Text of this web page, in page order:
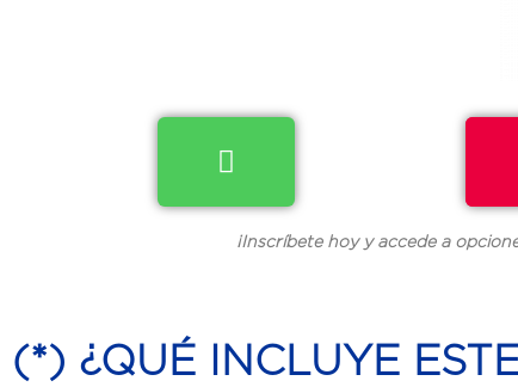
¡Inscríbete hoy y accede a
(*) ¿QUÉ INCLUYE